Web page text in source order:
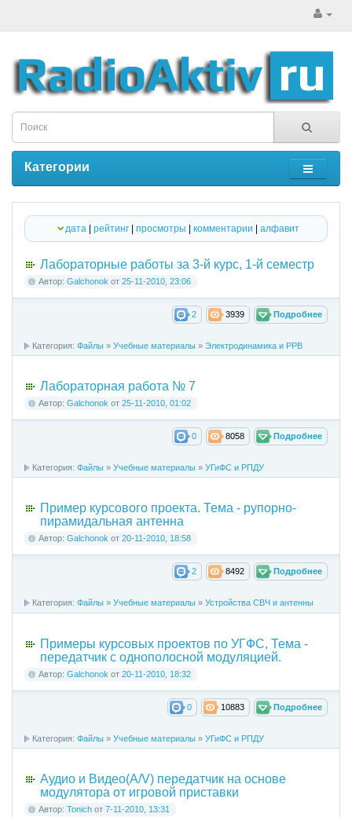
Категории
дата | рейтинг| просмотры | комментарии | алфавит
Лабораторные работы за 3-й курс, 1-й семестр
Автор: Galchonok от 25-11-2010, 23:06
Подробнее
3939
2
Категория: Файлы » Учебные материалы » Электродинамика и РРВ
Лабораторная работа № 7
Автор: Galchonok от 25-11-2010, 01:02
Подробнее
8058
0
Категория: Файлы » Учебные материалы » УГиФС и РПДУ
Пример курсового проекта. Тема - рупорно-
пирамидальная антенна
Автор: Galchonok от 20-11-2010, 18:58
Подробнее
8492
2
Категория: Файлы » Учебные материалы » Устройства СВЧ и антенны
Примеры курсовых проектов по УГФС, Тема -
передатчик с однополосной модуляцией.
Автор: Galchonok от 20-11-2010, 18:32
Подробнее
10883
0
Категория: Файлы » Учебные материалы » УГиФС и РПДУ
Аудио и Видео(A/V) передатчик на основе
модулятора от игровой приставки
Автор: Tonich от 7-11-2010, 13:31